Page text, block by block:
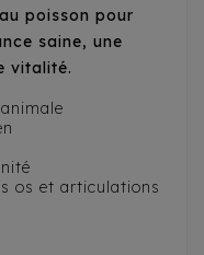
poisson pour
saine, une
vitalité.
os et articulations